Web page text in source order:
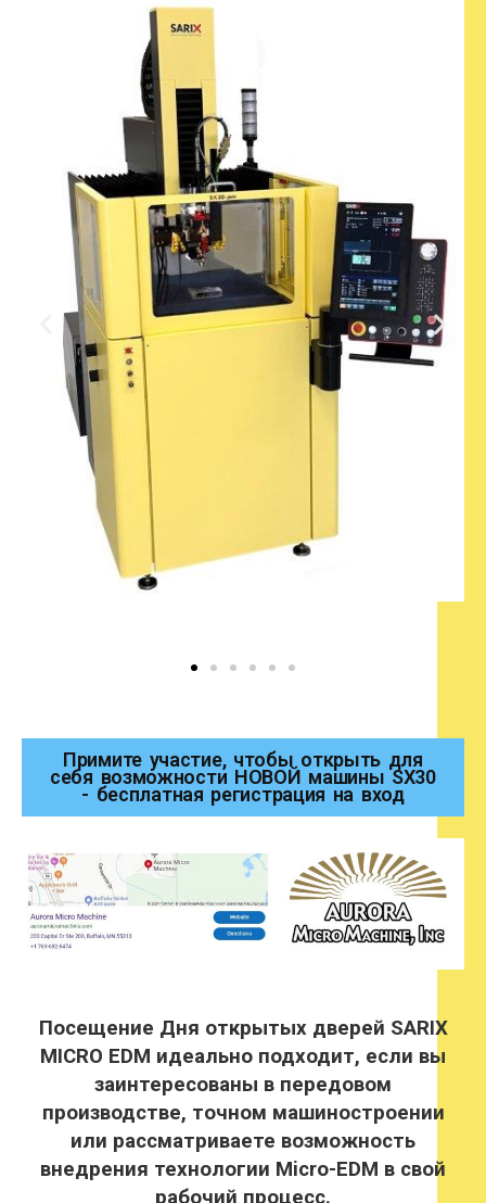
Примите участие, чтобы открыть для
себя возможности НОВОЙ машины SX30
- бесплатная регистрация на вход
Посещение Дня открытых дверей SARIX
MICRO EDM идеально подходит, если вы
заинтересованы в передовом
производстве, точном машиностроении
или рассматриваете возможность
внедрения технологии Micro-EDM в свой
рабочий процесс.